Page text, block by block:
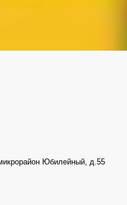
Юбилейный, д.55